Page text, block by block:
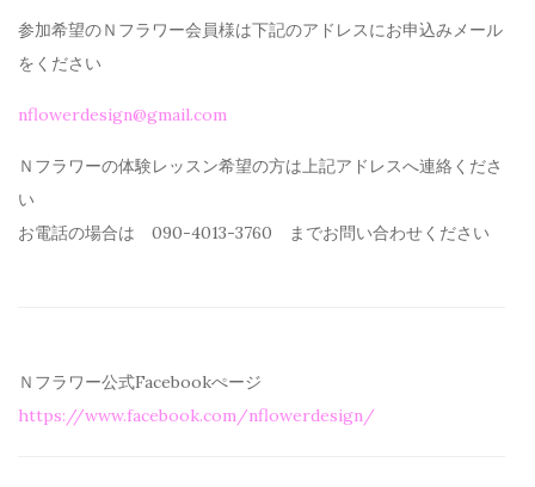
参加希望のＮフラワー会員様は下記のアドレスにお申込みメール
を ください
nflowerdesign@gmail.com
Ｎフラワーの体験レッスン希望の方は上記アドレスへ連絡くださ
い
お電話の場合は 090-4013-3760 までお問い合わせください
Ｎフラワー公式Facebookぺージ
https://www.facebook.com/nflowerdesign/